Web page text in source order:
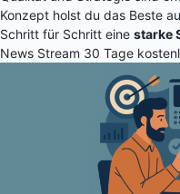
Konzept holst du das Beste
Schritt für Schritt eine starke
News Stream 30 Tage